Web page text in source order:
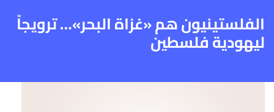
الفلستينيون هم «غزاة البحر»… ترويجاً
ليهودية فلسطين